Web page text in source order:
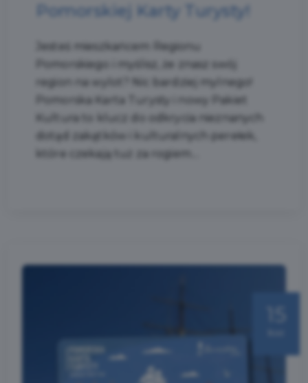
Pomorskiej Karty Turysty!
Jesteś mieszkańcem Regionu
Pomorskiego i myślisz, że znasz swój
region na wylot? Nic bardziej mylnego!
Pomorska Karta Turysty i nowy Pakiet
Kultura to klucz do odkrycia nieznanych
dotąd zakątków i kulturalnych perełek,
które czekają tuż za rogiem....